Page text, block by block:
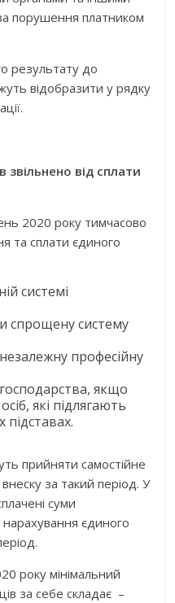
порушення платником
результату до
відобразити у рядку
звільнено від сплати
2020 року тимчасово
та сплати єдиного
системі
спрощену систему
професійну
якщо
які підлягають
прийняти самостійне
за такий період. У
суми
нарахування єдиного
року мінімальний
за себе складає –